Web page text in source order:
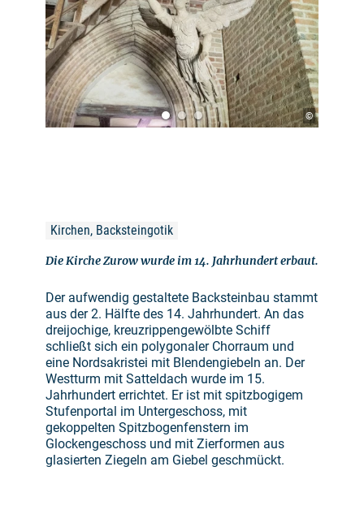
©
Kirchen, Backsteingotik
Die Kirche Zurow wurde im 14. Jahrhundert erbaut.
Der aufwendig gestaltete Backsteinbau stammt
aus der 2. Hälfte des 14. Jahrhundert. An das
dreijochige, kreuzrippengewölbte Schiff
schließt sich ein polygonaler Chorraum und
eine Nordsakristei mit Blendengiebeln an. Der
Westturm mit Satteldach wurde im 15.
Jahrhundert errichtet. Er ist mit spitzbogigem
Stufenportal im Untergeschoss, mit
gekoppelten Spitzbogenfenstern im
Glockengeschoss und mit Zierformen aus
glasierten Ziegeln am Giebel geschmückt.